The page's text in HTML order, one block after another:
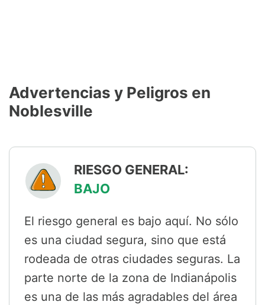
Advertencias y Peligros en
Noblesville
RIESGO GENERAL:
BAJO
El riesgo general es bajo aquí. No sólo
es una ciudad segura, sino que está
rodeada de otras ciudades seguras. La
parte norte de la zona de Indianápolis
es una de las más agradables del área